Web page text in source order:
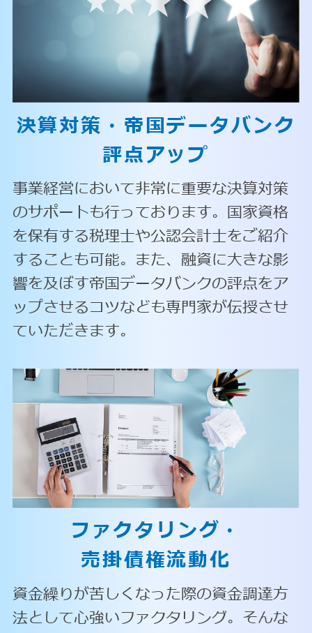
決算対策・ 帝国データバンク
評点アップ
事業経営において非常に重要な決算対策
のサポートも行っております。国家資格
を保有する税理士や公認会計士をご紹介
することも可能。また、融資に大きな影
響を及ぼす帝国データバンクの評点をア
ップさせるコツなども専門家が伝授させ
ていただきます。
ファクタリング・
売掛債権流動化
資金繰りが苦しくなった際の資金調達方
法として心強いファクタリング。そんな